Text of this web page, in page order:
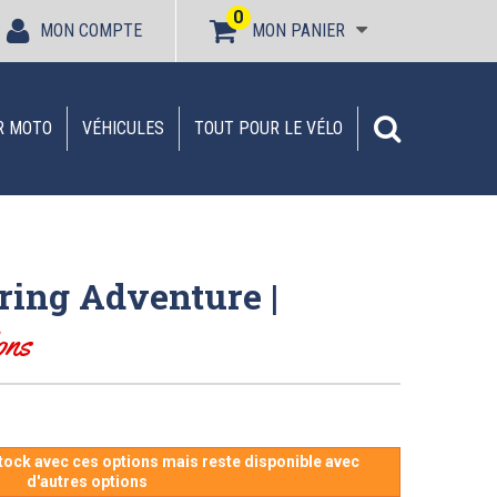
MON PANIER
0
MON COMPTE
MOTO VÉHICULES TOUT POUR LE VÉLO
Adventure |
avec ces options mais reste disponible avec
d'autres options